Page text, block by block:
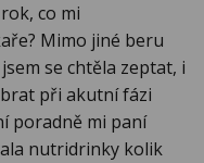
co mi
Mimo jiné beru
se chtěla zeptat, i
při akutní fázi
poradně mi paní
nutridrinky kolik